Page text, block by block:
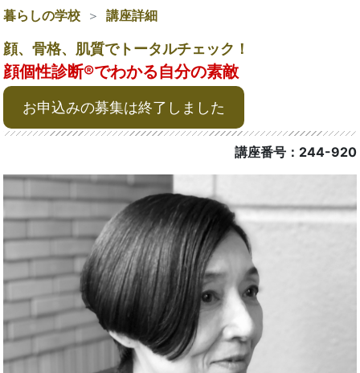
暮らしの学校 講座詳細
顔、骨格、肌質でトータルチェック！
顔個性診断®でわかる自分の素敵
お申込みの募集は終了しました
講座番号：244-920